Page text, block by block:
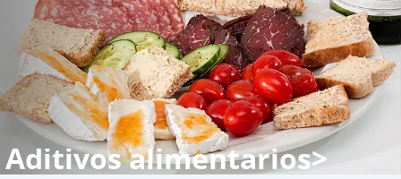
Aditivos alimentarios>